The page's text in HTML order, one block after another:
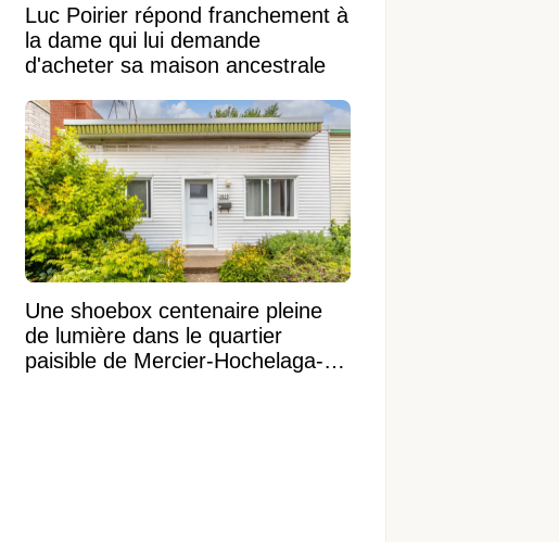
Luc Poirier répond franchement à
la dame qui lui demande
d'acheter sa maison ancestrale
Une shoebox centenaire pleine
de lumière dans le quartier
paisible de Mercier-Hochelaga-